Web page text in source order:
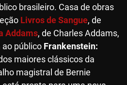
brasileiro. Casa de obras
Livros de Sangue, de
Addams, de Charles Addams,
público Frankenstein:
maiores clássicos da
magistral de Bernie